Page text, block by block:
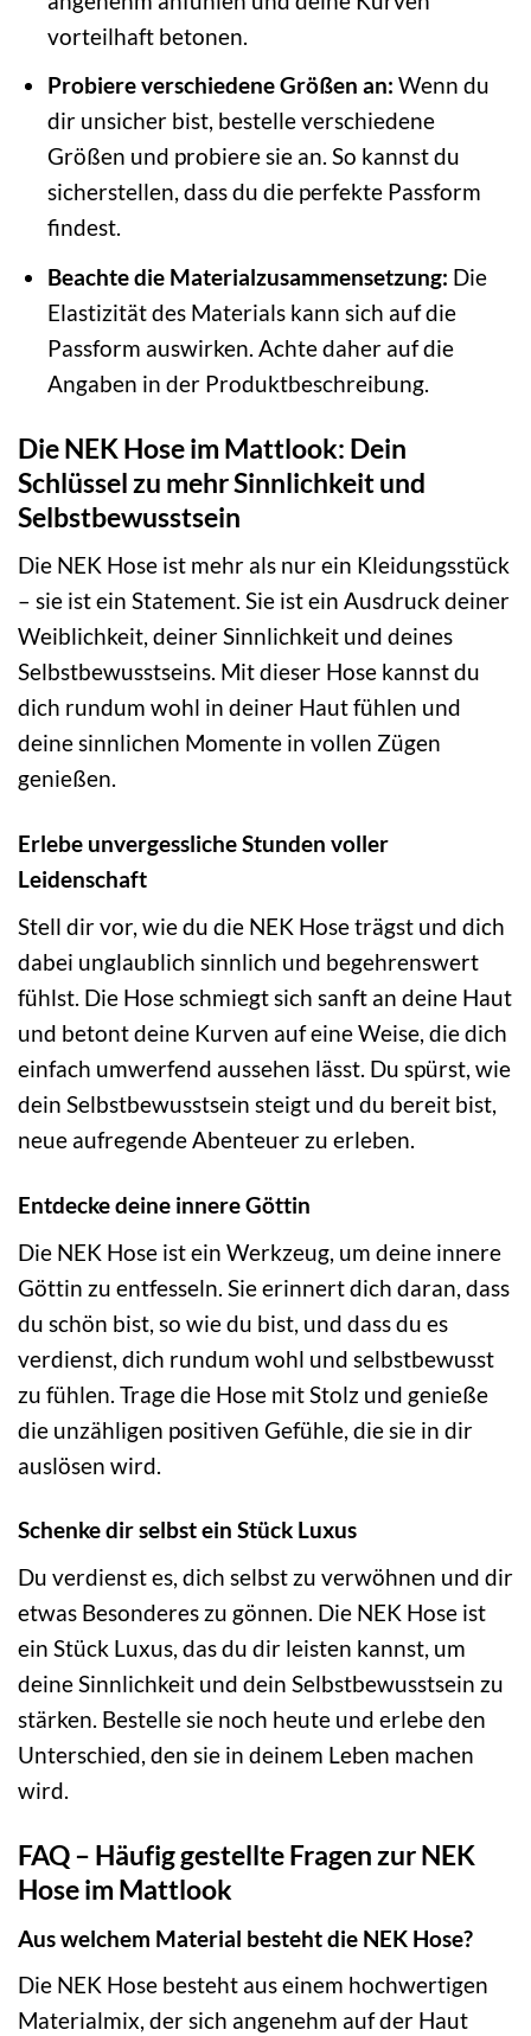
vorteilhaft betonen.
Probiere verschiedene Größen an: Wenn du
dir unsicher bist, bestelle verschiedene
Größen und probiere sie an. So kannst du
sicherstellen, dass du die perfekte Passform
findest.
Beachte die Materialzusammensetzung: Die
Elastizität des Materials kann sich auf die
Passform auswirken. Achte daher auf die
Angaben in der Produktbeschreibung.
Die NEK Hose im Mattlook: Dein
Schlüssel zu mehr Sinnlichkeit und
Selbstbewusstsein
Die NEK Hose ist mehr als nur ein Kleidungsstück
– sie ist ein Statement. Sie ist ein Ausdruck deiner
Weiblichkeit, deiner Sinnlichkeit und deines
Selbstbewusstseins. Mit dieser Hose kannst du
dich rundum wohl in deiner Haut fühlen und
deine sinnlichen Momente in vollen Zügen
genießen.
Erlebe unvergessliche Stunden voller
Leidenschaft
Stell dir vor, wie du die NEK Hose trägst und dich
dabei unglaublich sinnlich und begehrenswert
fühlst. Die Hose schmiegt sich sanft an deine Haut
und betont deine Kurven auf eine Weise, die dich
einfach umwerfend aussehen lässt. Du spürst, wie
dein Selbstbewusstsein steigt und du bereit bist,
neue aufregende Abenteuer zu erleben.
Entdecke deine innere Göttin
Die NEK Hose ist ein Werkzeug, um deine innere
Göttin zu entfesseln. Sie erinnert dich daran, dass
du schön bist, so wie du bist, und dass du es
verdienst, dich rundum wohl und selbstbewusst
zu fühlen. Trage die Hose mit Stolz und genieße
die unzähligen positiven Gefühle, die sie in dir
auslösen wird.
Schenke dir selbst ein Stück Luxus
Du verdienst es, dich selbst zu verwöhnen und dir
etwas Besonderes zu gönnen. Die NEK Hose ist
ein Stück Luxus, das du dir leisten kannst, um
deine Sinnlichkeit und dein Selbstbewusstsein zu
stärken. Bestelle sie noch heute und erlebe den
Unterschied, den sie in deinem Leben machen
wird.
FAQ – Häufig gestellte Fragen zur NEK
Hose im Mattlook
Aus welchem Material besteht die NEK Hose?
Die NEK Hose besteht aus einem hochwertigen
Materialmix, der sich angenehm auf der Haut